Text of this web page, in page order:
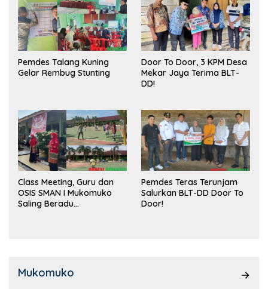
Pemdes Talang Kuning
Gelar Rembug Stunting
Door To Door, 3 KPM Desa
Mekar Jaya Terima BLT-
DD!
Class Meeting, Guru dan
OSIS SMAN I Mukomuko
Saling Beradu
Pemdes Teras Terunjam
Salurkan BLT-DD Door To
Door!
Mukomuko